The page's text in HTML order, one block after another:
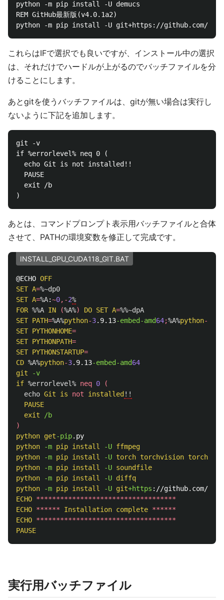
python -m pip install -U demucs
REM GitHub最新版(v4.0.1a2)
これらはIFで選択でも良いですが、インストール中の選択
は、それだけでハードルが上がるのでバッチファイルを分
けることにします。
あとgitを使うバッチファイルは、gitが無い場合は実行し
ないように下記を追加します。
git -v
if %errorlevel% neq 0 (
  echo Git is not installed!!
  PAUSE
  exit /b
あとは、コマンドプロンプト表示用バッチファイルと合体
させて、PATHの環境変数を修正して完成です。
INSTALL_GPU_CUDA118_GIT.BAT
@ECHO OFF
SET A=%~dp0
SET A=%A:~0,-2%
FOR %%A IN (%A%) DO SET A=%%~dpA
SET PATH=%A%python-3.9.13-embed-amd64;%A%python-
SET PYTHONHOME=
SET PYTHONPATH=
SET PYTHONSTARTUP=
CD %A%python-3.9.13-embed-amd64
git
if %errorlevel% neq 0
(
echo Git is not installed !!
PAUSE
exit
)
python get-pip
python
-m pip install -U ffmpeg
python
-m pip install -U torch torchvision
python
-m pip install -U soundfile
python
-m pip install -U diffq
python
-m pip install -U git+https ://github.com/
ECHO ***********************************
ECHO ****** Installation complete ******
ECHO ***********************************
PAUSE
実行用バッチファイル